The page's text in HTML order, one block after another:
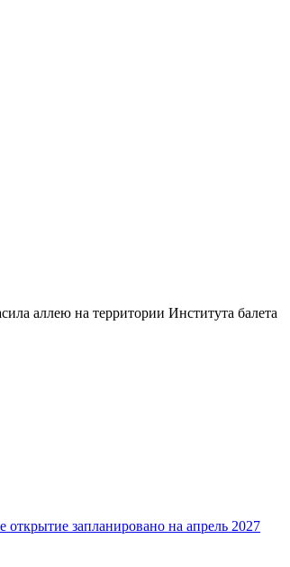
аллею на территории Института балета
запланировано на апрель 2027